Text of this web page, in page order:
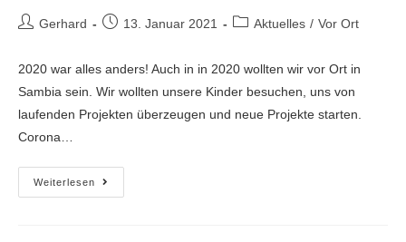
Gerhard 13. Januar 2021 Aktuelles / Vor Ort
2020 war alles anders! Auch in in 2020 wollten wir vor Ort in
Sambia sein. Wir wollten unsere Kinder besuchen, uns von
laufenden Projekten überzeugen und neue Projekte starten.
Corona…
Weiterlesen